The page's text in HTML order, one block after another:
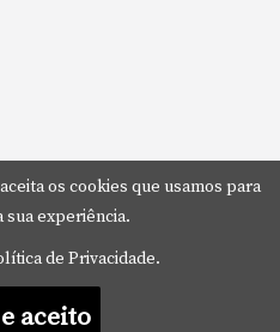
os cookies que usamos para
sua experiência.
de Privacidade.
aceito